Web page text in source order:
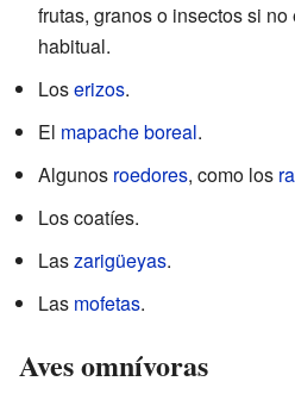
frutas, granos o insectos si
habitual.
Loserizos.
El mapache boreal.
Algunos roedores, como los
Los coatíes.
Laszarigüeyas.
Las mofetas.
Aves omnívoras